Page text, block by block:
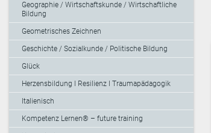
Geographie / Wirtschaftskunde / Wirtschaftliche
Bildung
Geometrisches Zeichnen
Geschichte / Sozialkunde / Politische Bildung
Glück
Herzensbildung I Resilienz I Traumapädagogik
Italienisch
Kompetenz Lernen® – future training